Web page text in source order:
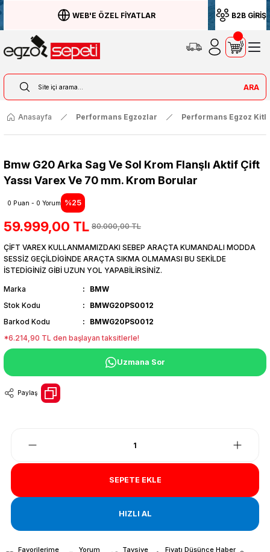
WEB'E ÖZEL FİYATLAR B2B GİRİŞ
ARA
Anasayfa Performans Egzozlar Performans Egzoz
Bmw G20 Arka Sag Ve Sol Krom Flanşlı Aktif Çift
Yassı Varex Ve 70 mm. Krom Borular
0 Puan - 0 Yorum %25
59.999,00 TL 80.000,00 TL
ÇİFT VAREX KULLANMAMIZDAKI SEBEP ARAÇTA KUMANDALI MODDA
SESSİZ GEÇİLDİGİNDE ARAÇTA SIKMA OLMAMASI BU SEKİLDE
İSTEDİGİNİZ GİBİ UZUN YOL YAPABİLİRSİNİZ.
Marka
BMW
Stok Kodu
BMWG20PS0012
Barkod Kodu
BMWG20PS0012
*6.214,90 TL den başlayan taksitlerle!
Uzmana Sor
Paylaş
SEPETE EKLE
HIZLI AL
Yorum
Tavsiye
Fiyatı Düşünce Haber